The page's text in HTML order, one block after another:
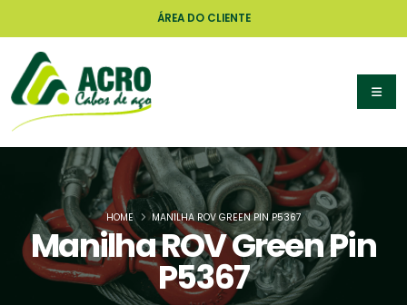
ÁREA DO CLIENTE
Manilha ROV Green Pin
P5367
HOME MANILHA ROV GREEN PIN P5367